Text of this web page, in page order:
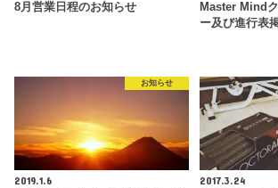
8月営業日程のお知らせ
Master Mind
ー及び進行表
お知らせ
2019.1.6
2017.3.24